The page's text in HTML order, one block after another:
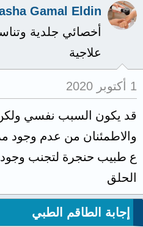
Gamal Eldin
أخصائي جلدية
علاجية
1 أكتوبر 2020
قد يكون السبب نفسي
والاطمئنان من عدم
ع طبيب حنجرة لتجنب
الحلق
إجابة الطاقم الطبي